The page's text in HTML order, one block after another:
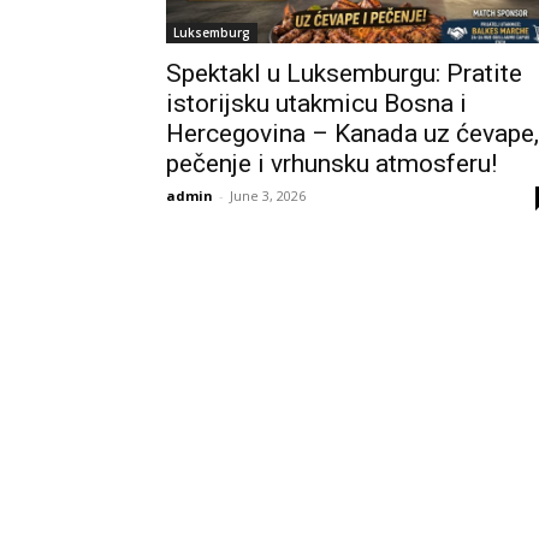
Luksemburg
Spektakl u Luksemburgu: Pratite
istorijsku utakmicu Bosna i
Hercegovina – Kanada uz ćevape,
pečenje i vrhunsku atmosferu!
admin - June 3, 2026